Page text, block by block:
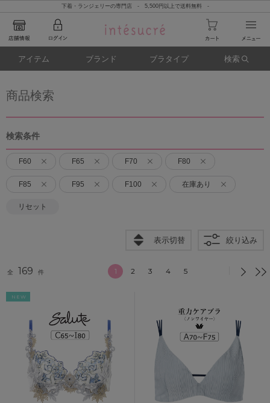
下着・ランジェリーの専門店 - 5,500円以上で送料無料 -
アイテム ブランド ブラタイプ 検索
商品検索
検索条件
F60 F65 F70 F80
F85 F95 F100 在庫あり
リセット
表示切替 絞り込み
全 169 件 1 2 3 4 5
NEW